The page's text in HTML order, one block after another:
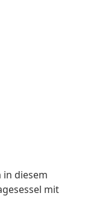
in diesem
mit